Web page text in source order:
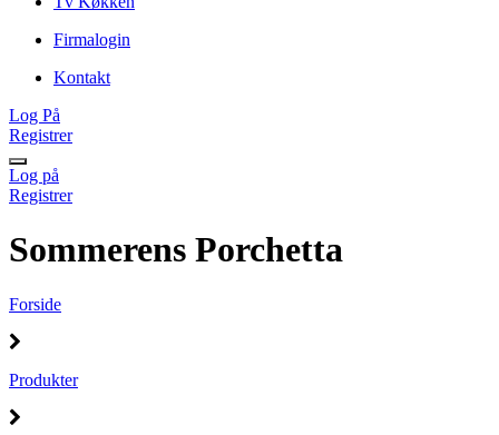
Firmalogin
Kontakt
Log På
Registrer
Log på
Registrer
Sommerens Porchetta
Forside
Produkter